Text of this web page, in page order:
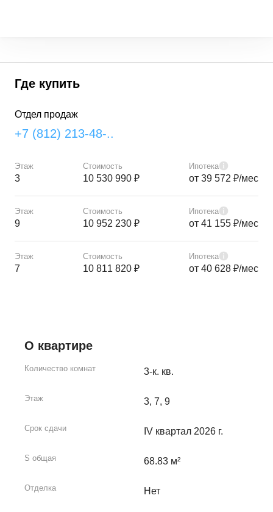
Где купить
Отдел продаж
+7 (812) 213-48-..
Этаж
3
Стоимость
10 530 990 ₽
Ипотека
от 39 572 ₽/мес
Этаж
9
Стоимость
10 952 230 ₽
Ипотека
от 41 155 ₽/мес
Этаж
7
Стоимость
10 811 820 ₽
Ипотека
от 40 628 ₽/мес
О квартире
Количество комнат 3-к. кв.
Этаж 3, 7, 9
Срок сдачи IV квартал 2026 г.
S общая 68.83 м²
Отделка Нет